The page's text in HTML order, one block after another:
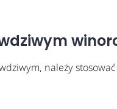
należy